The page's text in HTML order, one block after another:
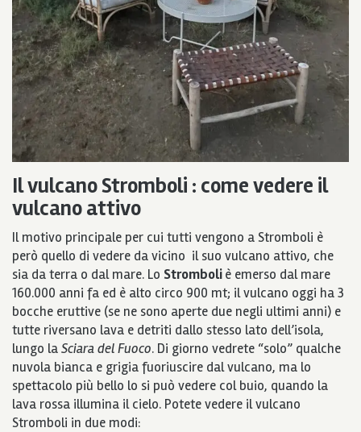
Il vulcano Stromboli : come vedere il
vulcano attivo
Il motivo principale per cui tutti vengono a Stromboli è
però quello di vedere da vicino il suo vulcano attivo, che
sia da terra o dal mare. Lo Stromboliè emerso dal mare
160.000 anni fa ed è alto circo 900 mt; il vulcano oggi ha 3
bocche eruttive (se ne sono aperte due negli ultimi anni) e
tutte riversano lava e detriti dallo stesso lato dell’isola,
lungo laSciara del Fuoco. Di giorno vedrete “solo” qualche
nuvola bianca e grigia fuoriuscire dal vulcano, ma lo
spettacolo più bello lo si può vedere col buio, quando la
lava rossa illumina il cielo. Potete vedere il vulcano
Stromboli in due modi: